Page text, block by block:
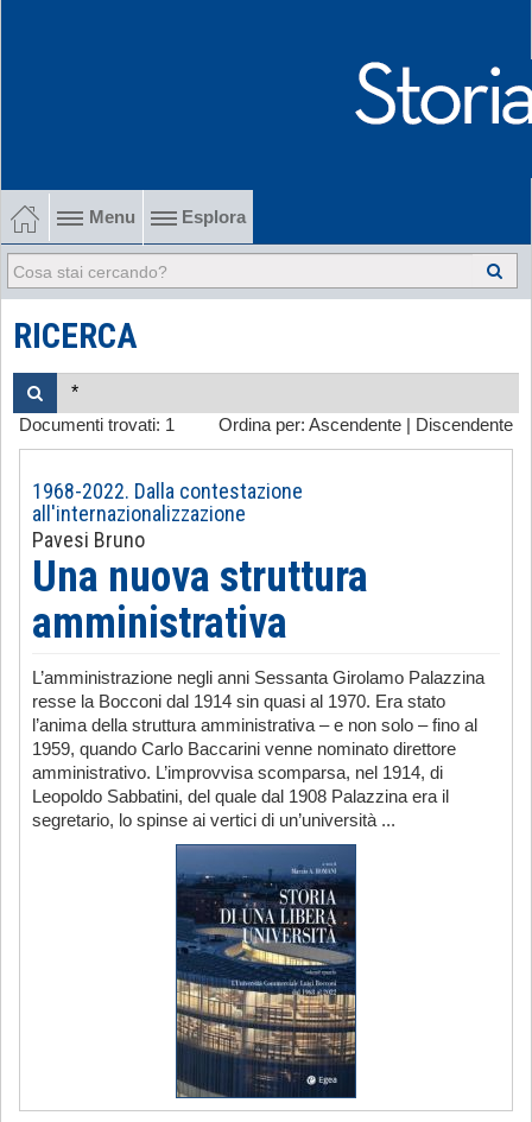
Menu Esplora
1902-1915 Gli esordi
1915-1945 Tra le due guerre
1945-1968 Dalla liberazione al '68
1968-2022 Dalla contestazione all'internazionalizzazione
-
RICERCA
Ordina per: Ascendente Discendente
Documenti trovati: 1
1968-2022. Dalla contestazione
all'internazionalizzazione
Pavesi Bruno
Una nuova struttura
amministrativa
L’amministrazione negli anni Sessanta Girolamo Palazzina
resse la Bocconi dal 1914 sin quasi al 1970. Era stato
l’anima della struttura amministrativa – e non solo – fino al
1959, quando Carlo Baccarini venne nominato direttore
amministrativo. L’improvvisa scomparsa, nel 1914, di
Leopoldo Sabbatini, del quale dal 1908 Palazzina era il
segretario, lo spinse ai vertici di un’università ...